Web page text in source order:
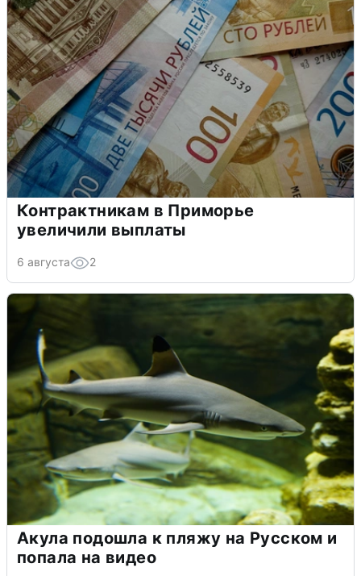
Контрактникам в Приморье
увеличили выплаты
6 августа 2
Акула подошла к пляжу на Русском и
попала на видео